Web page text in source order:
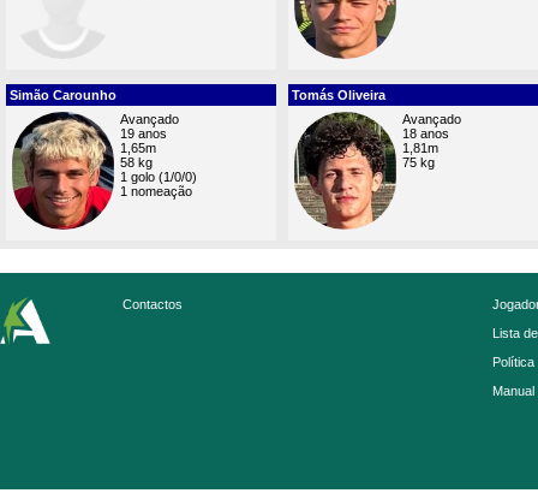
Simão Carounho
Avançado
19 anos
1,65m
58 kg
1 golo (1/0/0)
1 nomeação
Tomás Oliveira
Avançado
18 anos
1,81m
75 kg
Contactos
Lista
Política